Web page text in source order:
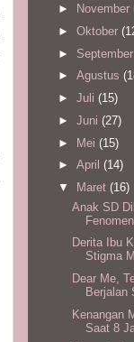
►
November
► Oktober
► September
► Agustus
► Juli (15)
► Juni (27)
► Mei (15)
► April (14)
▼
Maret (16)
Anak SD
Derita Ibu
Stigma
Dear Me,
Berjalan
Kenangan
Saat 8